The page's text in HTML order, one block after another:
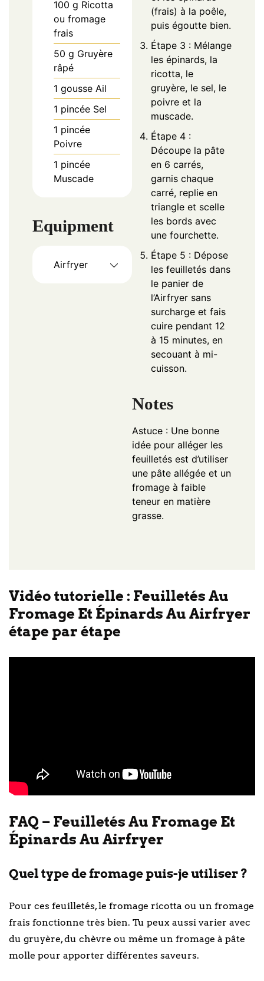
100 g Ricotta
ou fromage
frais
50 g Gruyère
râpé
1 gousse Ail
1 pincée Sel
1 pincée
Poivre
1 pincée
Muscade
Equipment
Airfryer
(frais) à la poêle,
puis égoutte bien.
Étape 3 : Mélange
les épinards, la
ricotta, le
gruyère, le sel, le
poivre et la
muscade.
Étape 4 :
Découpe la pâte
en 6 carrés,
garnis chaque
carré, replie en
triangle et scelle
les bords avec
une fourchette.
Étape 5 : Dépose
les feuilletés dans
le panier de
l’Airfryer sans
surcharge et fais
cuire pendant 12
à 15 minutes, en
secouant à mi-
cuisson.
Notes
Astuce : Une bonne
idée pour alléger les
feuilletés est d’utiliser
une pâte allégée et un
fromage à faible
teneur en matière
grasse.
Vidéo tutorielle : Feuilletés Au
Fromage Et Épinards Au Airfryer
étape par étape
FAQ – Feuilletés Au Fromage Et
Épinards Au Airfryer
Quel type de fromage puis-je utiliser ?
Pour ces feuilletés, le fromage ricotta ou un fromage
frais fonctionne très bien. Tu peux aussi varier avec
du gruyère, du chèvre ou même un fromage à pâte
molle pour apporter différentes saveurs.